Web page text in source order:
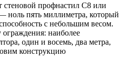
стеновой профнастил С8 или
ноль пять миллиметра, который
с небольшим весом.
наиболее
один и восемь, два метра,
конструкцию